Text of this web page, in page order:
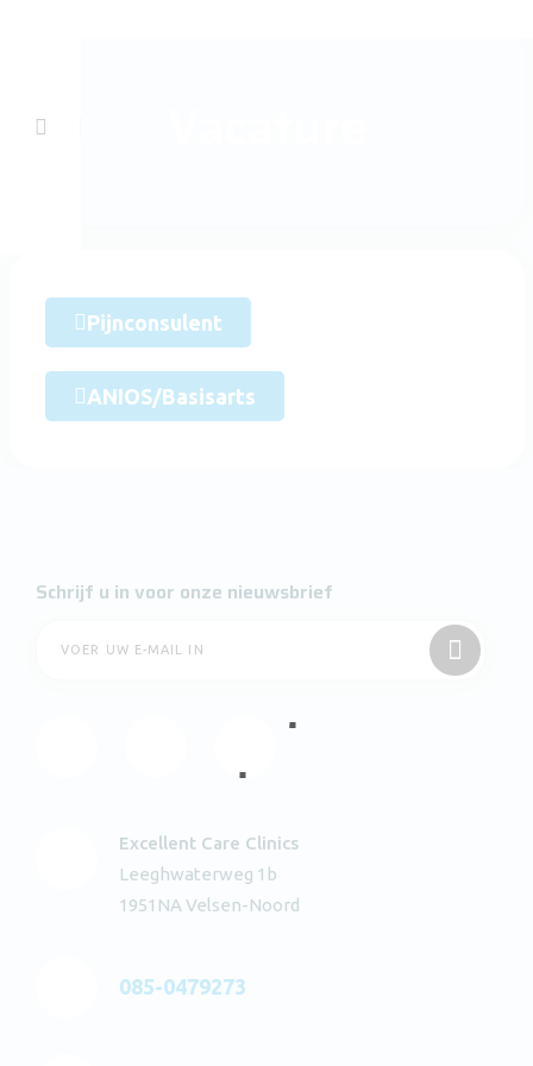
Pijnconsulent
ANIOS/Basisarts
Schrijf u in voor onze nieuwsbrief
Excellent Care Clinics
Leeghwaterweg 1b
1951NA Velsen-Noord
085-0479273